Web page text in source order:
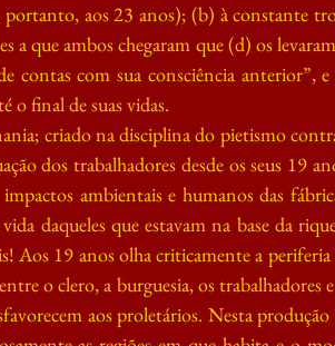
aos 23 anos); (b) à constante
a que ambos chegaram que (d) os
contas com sua consciência anterior”, e
o final de suas vidas.
criado na disciplina do pietismo
dos trabalhadores desde os seus 19
ambientais e humanos das
daqueles que estavam na base da
Aos 19 anos olha criticamente a periferia
o clero, a burguesia, os trabalhadores
aos proletários. Nesta produção